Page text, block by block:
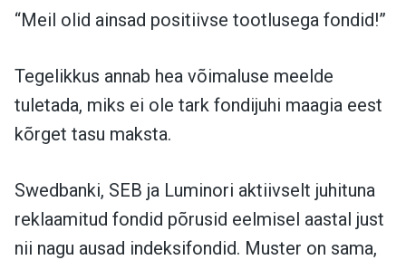
“Meil olid ainsad positiivse tootlusega fondid!”
Tegelikkus annab hea võimaluse meelde
tuletada, miks ei ole tark fondijuhi maagia eest
kõrget tasu maksta.
Swedbanki, SEB ja Luminori aktiivselt juhituna
reklaamitud fondid põrusid eelmisel aastal just
nii nagu ausad indeksifondid. Muster on sama,